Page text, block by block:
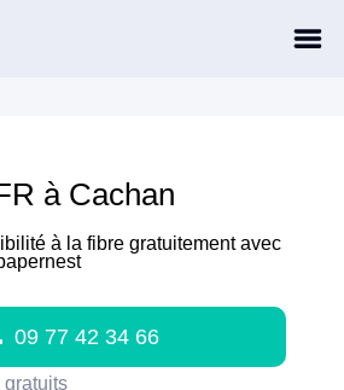
à Cachan
à la fibre gratuitement avec
09 77 42 34 66
gratuits